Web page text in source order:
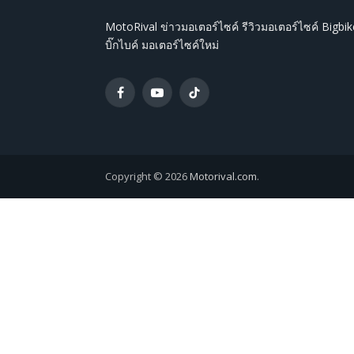
MotoRival ข่าวมอเตอร์ไซค์ รีวิวมอเตอร์ไซค์
บิ๊กไบค์ มอเตอร์ไซค์ใหม่
FacebookYouTubeTikTok
Copyright © 2026Motorival.com.